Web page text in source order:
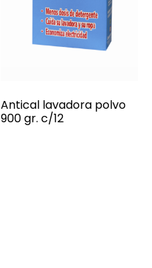
Antical lavadora polvo
900 gr. c/12